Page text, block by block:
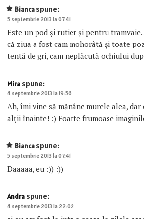
Bianca spune:
5 septembrie 2013 la 07:41
Este un pod și rutier și pentru
că ziua a fost cam mohorâtă și toate
tentă de gri, cam neplăcută ochiului
Mira spune:
4 septembrie 2013 la 19:56
Ah, îmi vine să mănânc murele alea,
alţii înainte! :) Foarte frumoase
Bianca spune:
5 septembrie 2013 la 07:41
Daaaaa, eu :)) :))
Andra spune:
4 septembrie 2013 la 22:02